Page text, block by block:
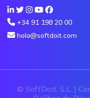
+34 91 198 20 00
hola@softdoit.com
© SoftDoit, S.L. |